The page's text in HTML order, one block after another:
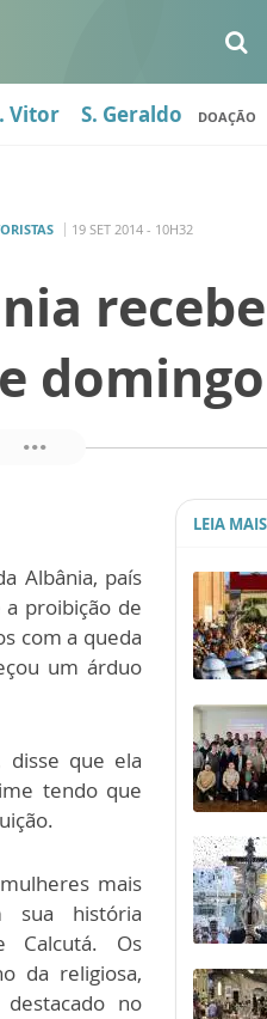
Vitor S. Geraldo DOAÇÃO
19 SET 2014 - 10H32
domingo
Albânia, país
proibição de
com a queda
um árduo
disse que ela
tendo que
mais
sua história
Calcutá. Os
da religiosa,
no
LEIA MAIS